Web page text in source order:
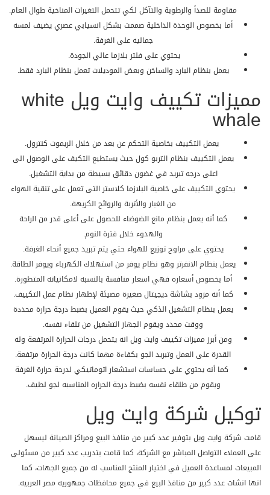
مقاومة للصدأ والرطوبة والتآكل لكي تتحمل التغيرات المناخية طوال العام.
أما بخصوص الوحدة الداخلية صممت بشكل انسيابي عصري يضيف لمسه
جماليه على الغرفة.
يحتوي على فلتر بلازما عالي الجودة.
يعمل بنظام البارد والساخن وبعض الموديلات تعمل بنظام البارد فقط.
مميزات تكييف وايت ويل white
whale
يعمل التكييف بخاصية التحكم عن بعد من خلال الريموت كنترول.
يعمل التكييف بنظام التربو كول حيث يستطيع التكيف على الوصول الى
اعلى درجه تبريد في غضون دقائق بسيطة من بداية التشغيل.
يحتوي التكييف على خاصية البلازما كلاستر التى تعمل على تنقية الهواء
من الغبار والأتربة والروائح الكريهة.
كما أنه يعمل بنظام مانع الضوضاء للحصول على أعلى قدر من الراحة
والهدوء خلال فترة النوم.
يحتوي على مراوح توزيع للهواء حتي يتم تبريد جميع أنحاء الغرفة.
يعمل بنظام الانفرتر وهو نظام يوفر من استهلاك الكهرباء ويوفر الطاقة.
أما بخصوص أسعاره فهي اسعار منافسة بالنسبه لامكانياته المتطورة.
كما أنه مزود بشاشة ديجيتال صغيرة مضيئة لإظهار نظام عمل التكييف.
يعمل بنظام التشغيل الذكي حيث يقوم العميل بضبط درجة حرارة محددة
ووقت محدد ويقوم الجهاز التشغيل من تلقاء نفسه.
ومن أبرز مميزات تكييف وايت ويل انه يتحمل درجات الحرارة المرتفعة وله
القدرة على العمل وتبريد الجو بكفاءة مهما كانت درجة الحرارة مرتفعة.
كما أنه يحتوي على حساسات استشعار اتوماتيكي لدرجة حرارة الغرفة
ويقوم من طلقاء نفسه بضبط درجة الحراره المناسبه لجو لطيف.
توكيل شركة وايت ويل
قامت شركة وايت ويل بتوفير عدد كبير من منافذ البيع ومراكز الصيانة ليسهل
على العملاء التواصل المباشر مع الشركة، كما قامت بتدريب عدد كبير من مسئولي
المبيعات لمساعدة العميل في اختيار المنتج المناسب له من جميع الجهات، كما
انها انشات عدد كبير من منافذ البيع في جميع محافظات جمهوريه مصر العربيه.